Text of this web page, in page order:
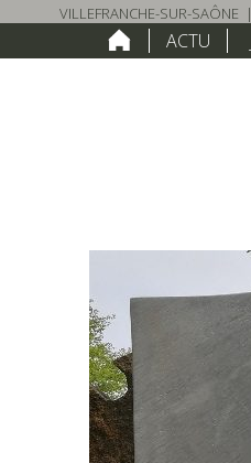
VILLEFRANCHE-SUR-SAÔNE |
HOME ACTU